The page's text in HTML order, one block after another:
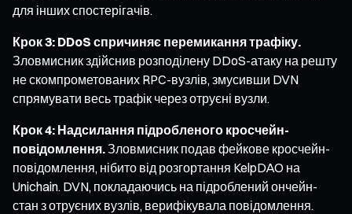
для інших спостерігачів.
Крок 3: DDoS спричиняє перемикання трафіку.
Зловмисник здійснив розподілену DDoS-атаку на решту
не скомпрометованих RPC-вузлів, змусивши DVN
спрямувати весь трафік через отруєні вузли.
Крок 4: Надсилання підробленого кросчейн-
повідомлення.Зловмисник подав фейкове кросчейн-
повідомлення, нібито від розгортання KelpDAO на
Unichain. DVN, покладаючись на підроблений ончейн-
стан з отруєних вузлів, верифікувала повідомлення.